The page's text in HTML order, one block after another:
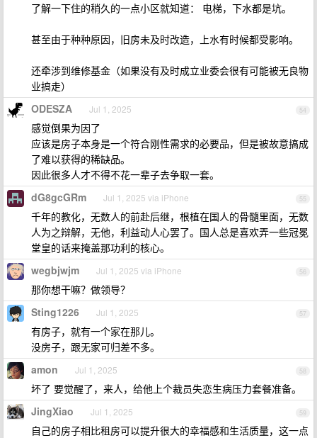
了解一下住的稍久的一点小区就知道： 电梯，下水都是坑。
甚至由于种种原因，旧房未及时改造，上水有时候都受影响。
还牵涉到维修基金（如果没有及时成立业委会很有可能被无良物
业搞走）
54
ODESZA Jul 1, 2025
感觉倒果为因了
应该是房子本身是一个符合刚性需求的必要品，但是被故意搞成
了难以获得的稀缺品。
因此很多人才不得不花一辈子去争取一套。
55
dG8gcGRm Jul 1, 2025 via iPhone
千年的教化，无数人的前赴后继，根植在国人的骨髓里面，无数
人为之辩解，无他，利益动人心罢了。国人总是喜欢弄一些冠冕
堂皇的话来掩盖那功利的核心。
56
wegbjwjm Jul 1, 2025 via iPhone
那你想干嘛？做领导？
57
Sting1226 Jul 1, 2025
有房子，就有一个家在那儿。
没房子，跟无家可归差不多。
58
amon Jul 1, 2025
坏了 要觉醒了，来人，给他上个裁员失恋生病压力套餐准备。
59
JingXiao Jul 1, 2025
自己的房子相比租房可以提升很大的幸福感和生活质量，这一点